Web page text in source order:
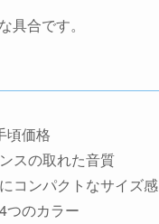
具合です。
頃価格
スの取れた音質
コンパクトなサイズ感
つのカラー